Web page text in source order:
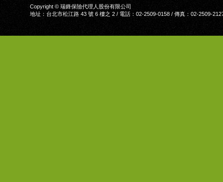
Copyright © 瑞鋒保險代理人股份有限公司
地址：台北市松江路 43 號 6 樓之 2 / 電話：02-2509-0158 / 傳真：02-2509-